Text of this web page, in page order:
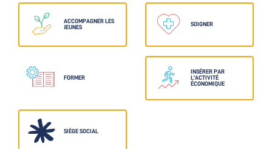
ACCOMPAGNER LES
JEUNES
SOIGNER
FORMER
INSÉRER PAR
L'ACTIVITÉ
ÉCONOMIQUE
SIÈGE SOCIAL